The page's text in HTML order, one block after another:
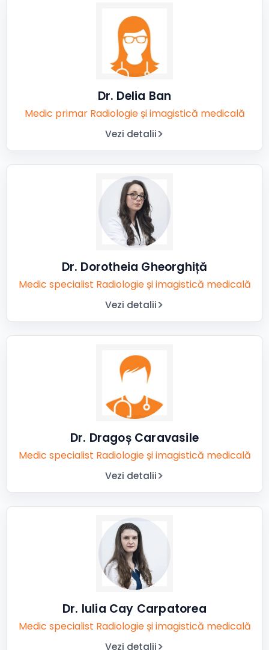
Dr. Delia Ban
Medic primar Radiologie și imagistică medicală
Vezi detalii
Dr. Dorotheia Gheorghiță
Medic specialist Radiologie și imagistică medicală
Vezi detalii
Dr. Dragoș Caravasile
Medic specialist Radiologie și imagistică medicală
Vezi detalii
Dr. Iulia Cay Carpatorea
Medic specialist Radiologie și imagistică medicală
Vezi detalii